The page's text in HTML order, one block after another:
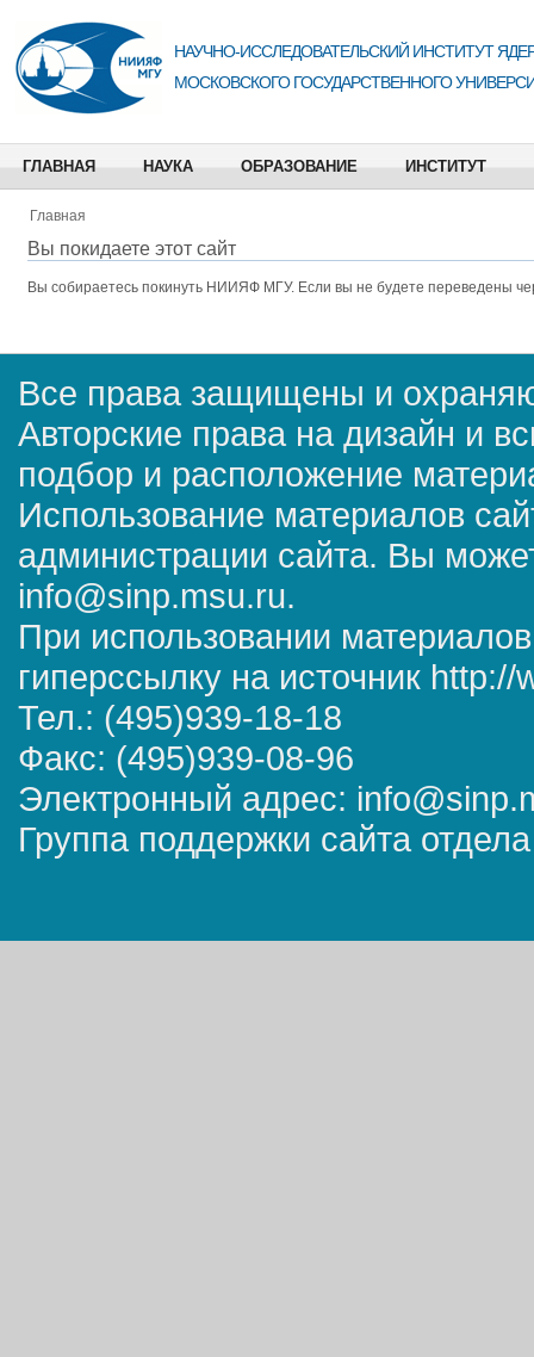
НАУЧНО-ИССЛЕДОВАТЕЛЬСКИЙ ИНСТИТУТ
МОСКОВСКОГО ГОСУДАРСТВЕННОГО
ГЛАВНАЯ НАУКА ОБРАЗОВАНИЕ ИНСТИТУТ
Главная
Вы покидаете этот сайт
Вы собираетесь покинуть НИИЯФ МГУ. Если вы не будете переведены
Все права защищены и
Авторские права на дизайн и
подбор и расположение
Использование материалов
администрации сайта. Вы
info@sinp.msu.ru.
При использовании
гиперссылку на источник
Тел.: (495)939-18-18
Факс: (495)939-08-96
Электронный адрес:
Группа поддержки сайта